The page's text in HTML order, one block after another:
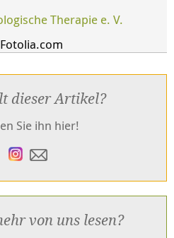
Therapie e. V.
dieser Artikel?
Sie ihn hier!
von uns lesen?